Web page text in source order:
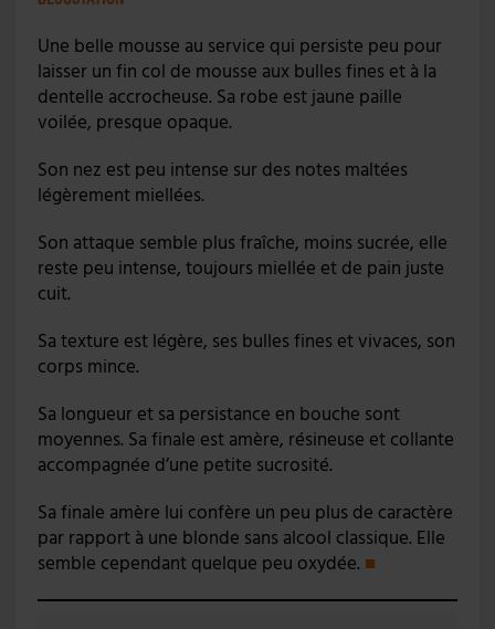
Une belle mousse au service qui persiste peu pour
laisser un fin col de mousse aux bulles fines et à la
dentelle accrocheuse. Sa robe est jaune paille
voilée, presque opaque.
Son nez est peu intense sur des notes maltées
légèrement miellées.
Son attaque semble plus fraîche, moins sucrée, elle
reste peu intense, toujours miellée et de pain juste
cuit.
Sa texture est légère, ses bulles fines et vivaces, son
corps mince.
Sa longueur et sa persistance en bouche sont
moyennes. Sa finale est amère, résineuse et collante
accompagnée d’une petite sucrosité.
Sa finale amère lui confère un peu plus de caractère
par rapport à une blonde sans alcool classique. Elle
semble cependant quelque peu oxydée. ■